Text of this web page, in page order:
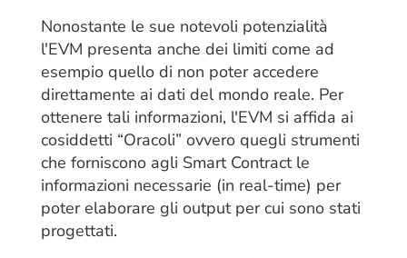
Nonostante le sue notevoli potenzialità
l'EVM presenta anche dei limiti come ad
esempio quello di non poter accedere
direttamente ai dati del mondo reale. Per
ottenere tali informazioni, l'EVM si affida ai
cosiddetti “Oracoli” ovvero quegli strumenti
che forniscono agli Smart Contract le
informazioni necessarie (in real-time) per
poter elaborare gli output per cui sono stati
progettati.